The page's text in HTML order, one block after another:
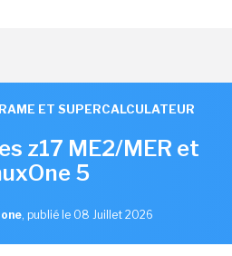
ET SUPERCALCULATEUR
z17 ME2/MER et
5
, publié le 08 Juillet 2026